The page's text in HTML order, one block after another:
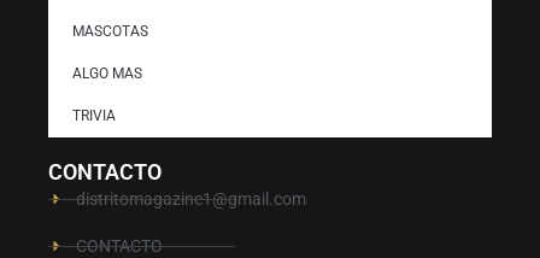
MASCOTAS
ALGO MAS
TRIVIA
CONTACTO
distritomagazine1@gmail.com
CONTACTO